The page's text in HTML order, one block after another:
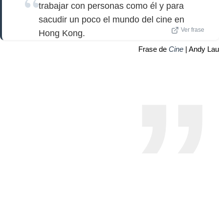
trabajar con personas como él y para
sacudir un poco el mundo del cine en
Hong Kong.
Ver frase
Frase de Cine | Andy Lau